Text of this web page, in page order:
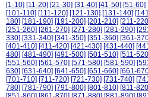
[1-10] [11-20] [21-30] [31-40] [41-50] [51-60]
[101-110] [111-120] [121-130] [131-140]
180] [181-190] [191-200] [201-210] [211-
[251-260] [261-270] [271-280] [281-290]
330] [331-340] [341-350] [351-360] [361-
[401-410] [411-420] [421-430] [431-440]
480] [481-490] [491-500] [501-510] [511-
[551-560] [561-570] [571-580] [581-590]
630] [631-640] [641-650] [651-660] [661-
[701-710] [711-720] [721-730] [731-740]
780] [781-790] [791-800] [801-810] [811-